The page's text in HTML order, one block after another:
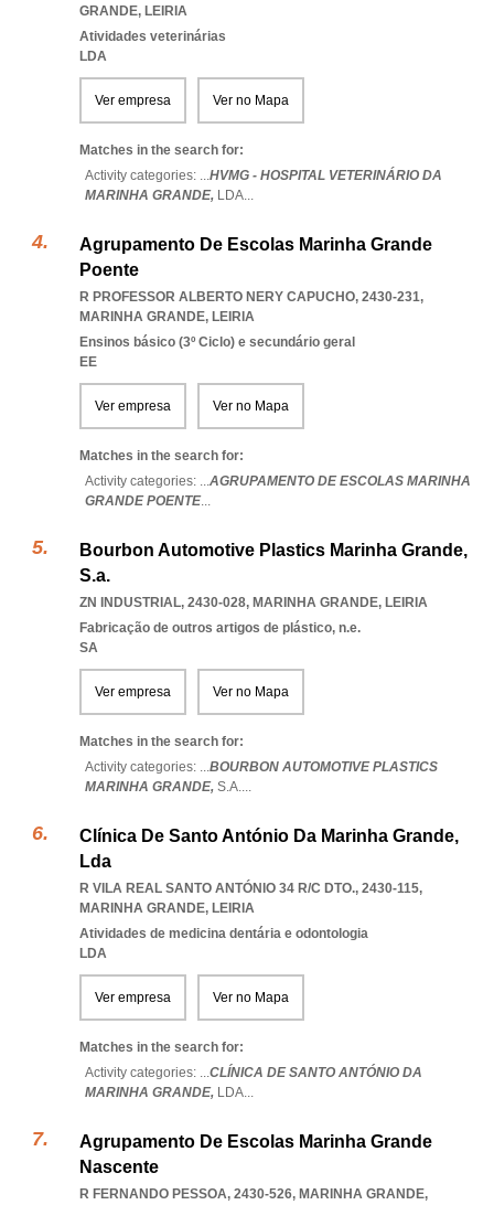
GRANDE, LEIRIA
Atividades veterinárias
LDA
Ver empresa Ver no Mapa
Matches in the search for:
Activity categories: ...HVMG - HOSPITAL VETERINÁRIO DA
MARINHA GRANDE, LDA...
Agrupamento De Escolas Marinha Grande
Poente
R PROFESSOR ALBERTO NERY CAPUCHO, 2430-231,
MARINHA GRANDE, LEIRIA
Ensinos básico (3º Ciclo) e secundário geral
EE
Ver empresa Ver no Mapa
Matches in the search for:
Activity categories: ...AGRUPAMENTO DE ESCOLAS MARINHA
GRANDE POENTE...
Bourbon Automotive Plastics Marinha Grande,
S.a.
ZN INDUSTRIAL, 2430-028, MARINHA GRANDE, LEIRIA
Fabricação de outros artigos de plástico, n.e.
SA
Ver empresa Ver no Mapa
Matches in the search for:
Activity categories: ...BOURBON AUTOMOTIVE PLASTICS
MARINHA GRANDE, S.A....
Clínica De Santo António Da Marinha Grande,
Lda
R VILA REAL SANTO ANTÓNIO 34 R/C DTO., 2430-115,
MARINHA GRANDE, LEIRIA
Atividades de medicina dentária e odontologia
LDA
Ver empresa Ver no Mapa
Matches in the search for:
Activity categories: ...CLÍNICA DE SANTO ANTÓNIO DA
MARINHA GRANDE, LDA...
Agrupamento De Escolas Marinha Grande
Nascente
R FERNANDO PESSOA, 2430-526, MARINHA GRANDE,